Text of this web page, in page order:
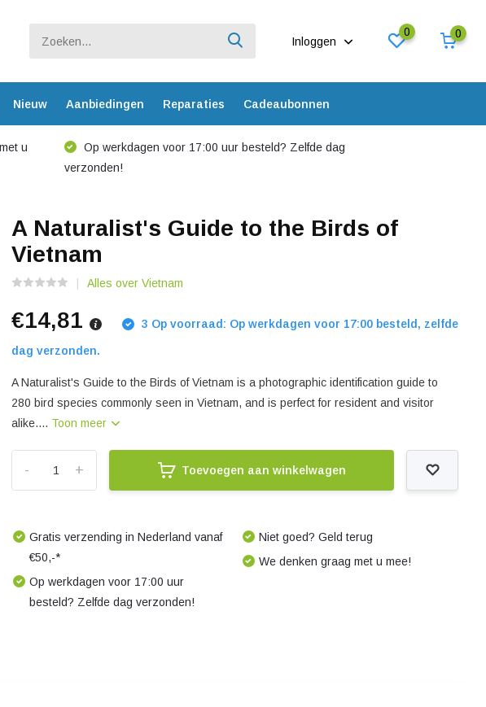
Inloggen
0 0
Nieuw Aanbiedingen Reparaties Cadeaubonnen
u
Op werkdagen voor 17:00 uur besteld? Zelfde dag
verzonden!
A Naturalist's Guide to the Birds of
Vietnam
Alles over Vietnam
€14,81 3 Op voorraad: Op werkdagen voor 17:00 besteld, zelfde
dag verzonden.
A Naturalist's Guide to the Birds of Vietnam is a photographic identification guide to
280 bird species commonly seen in Vietnam, and is perfect for resident and visitor
alike.... Toon meer
+
- Toevoegen aan winkelwagen
Gratis verzending in Nederland vanaf
€50,-*
Op werkdagen voor 17:00 uur
besteld? Zelfde dag verzonden!
Niet goed? Geld terug
We denken graag met u mee!